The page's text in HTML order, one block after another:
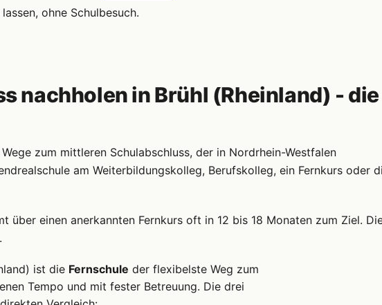
ohne Schulbesuch.
nachholen in Brühl (Rheinland) - die
zum mittleren Schulabschluss, der in Nordrhein-Westfalen
am Weiterbildungskolleg, Berufskolleg, ein Fernkurs oder
über einen anerkannten Fernkurs oft in 12 bis 18 Monaten zum Ziel.
ist die Fernschule der flexibelste Weg zum
Tempo und mit fester Betreuung. Die drei